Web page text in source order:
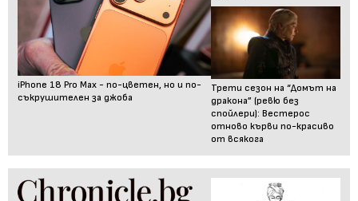
iPhone 18 Pro Max - по-цветен, но и по-
съкрушителен за джоба
Трети сезон на “Домът на
дракона” (ревю без
спойлери): Вестерос
отново кърви по-красиво
от всякога